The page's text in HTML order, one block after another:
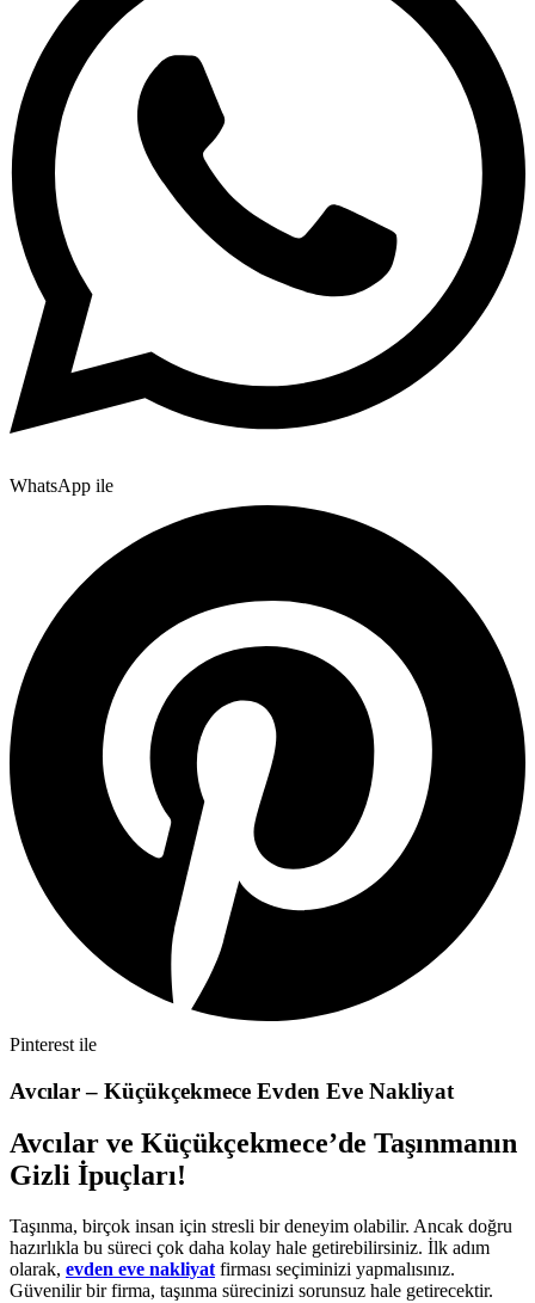
WhatsApp ile
Pinterest ile
Avcılar – Küçükçekmece Evden Eve Nakliyat
Avcılar ve Küçükçekmece’de Taşınmanın
Gizli İpuçları!
Taşınma, birçok insan için stresli bir deneyim olabilir. Ancak doğru
hazırlıkla bu süreci çok daha kolay hale getirebilirsiniz. İlk adım
olarak, evden eve nakliyat firması seçiminizi yapmalısınız.
Güvenilir bir firma, taşınma sürecinizi sorunsuz hale getirecektir.